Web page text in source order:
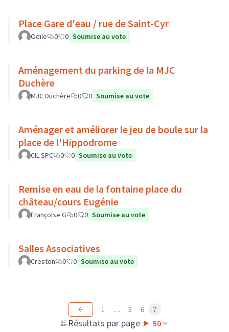
Place Gare d'eau / rue de Saint-Cyr
Odile 0 0 Soumise au vote
Aménagement du parking de la MJC
Duchère
MJC Duchère 0 0 Soumise au vote
Aménager et améliorer le jeu de boule sur la
place de l'Hippodrome
CIL SPC 0 0 Soumise au vote
Remise en eau de la fontaine place du
château/cours Eugénie
Françoise G 0 0 Soumise au vote
Salles Associatives
Creston 0 0 Soumise au vote
Résultats par page : 50
1 … 5 6 7